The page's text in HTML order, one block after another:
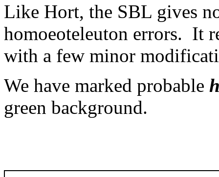
Like Hort, the SBL gives
homoeoteleuton errors. It
with a few minor
We have marked probable
green background.